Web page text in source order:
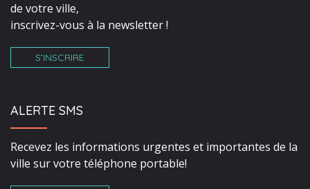
de votre ville,
inscrivez-vous à la newsletter !
S’INSCRIRE
ALERTE SMS
Recevez les informations urgentes et importantes de la
ville sur votre téléphone portable!